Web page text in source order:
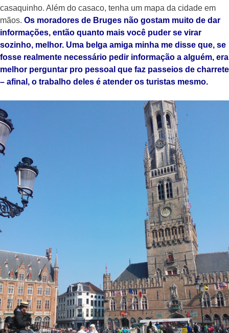
casaquinho. Além do casaco, tenha um mapa da cidade em
mãos. Os moradores de Bruges não gostam muito de dar
informações, então quanto mais você puder se virar
sozinho, melhor. Uma belga amiga minha me disse que, se
fosse realmente necessário pedir informação a alguém, era
melhor perguntar pro pessoal que faz passeios de charrete
– afinal, o trabalho deles é atender os turistas mesmo.